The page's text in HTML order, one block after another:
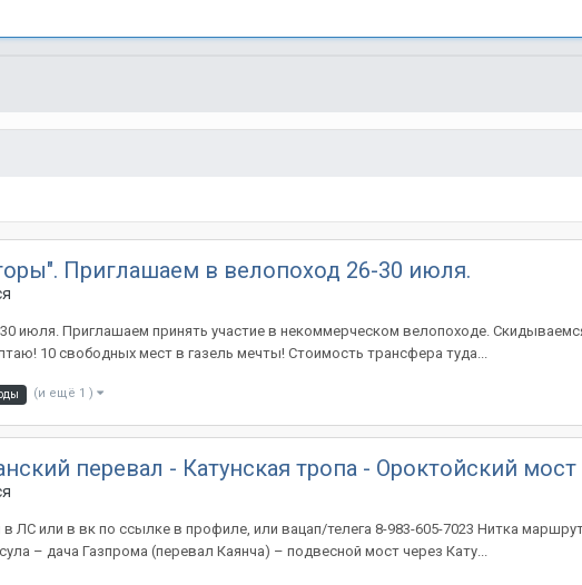
Приглашаем в велопоход 26-30 июля.
июля. Приглашаем принять участие в некоммерческом велопоходе.
10 свободных мест в газель мечты! Стоимость трансфера туда...
(и ещё 1 )
перевал - Катунская тропа - Ороктойский мост
или в вк по ссылке в профиле, или вацап/телега 8-983-605-7023 Нитка
– дача Газпрома (перевал Каянча) – подвесной мост через Кату...